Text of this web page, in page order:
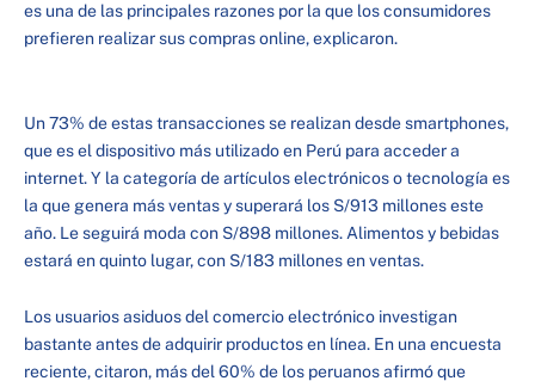
es una de las principales razones por la que los consumidores
prefieren realizar sus compras online, explicaron.
Un 73% de estas transacciones se realizan desde smartphones,
que es el dispositivo más utilizado en Perú para acceder a
internet. Y la categoría de artículos electrónicos o tecnología es
la que genera más ventas y superará los S/913 millones este
año. Le seguirá moda con S/898 millones. Alimentos y bebidas
estará en quinto lugar, con S/183 millones en ventas.
Los usuarios asiduos del comercio electrónico investigan
bastante antes de adquirir productos en línea. En una encuesta
reciente, citaron, más del 60% de los peruanos afirmó que